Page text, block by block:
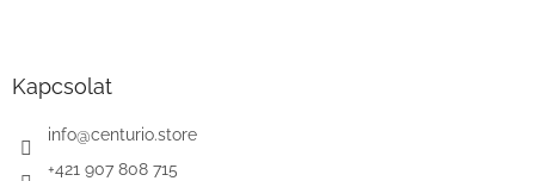
Kapcsolat
info@centurio.store
+421 907 808 715